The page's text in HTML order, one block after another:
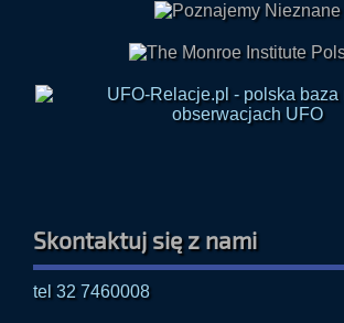
Skontaktuj się z nami
tel 32 7460008